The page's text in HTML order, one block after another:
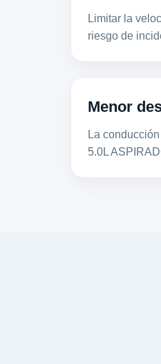
Limitar la
riesgo de
Menor
La
5.0L